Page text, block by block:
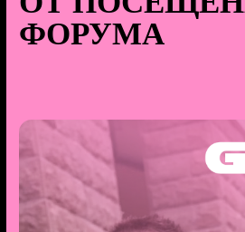
Напишите свой e-mail, чтобы
первым узнавать о новостях,
акциях и прочих фишках
Я ознакомлен и согласен сположениями
оферты
Я ознакомлен и согласен с
положениямиполитики в отношении
обработки персональных данных
Я предоставляю свое
персональных данных
согласен получать новости и рекламные